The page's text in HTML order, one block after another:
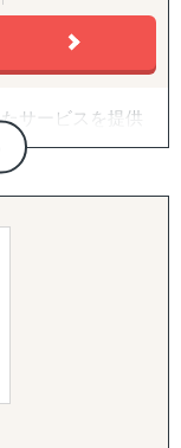
台をつくる
居）
用・集客）
ート、PL保険、
、著作権・
ティング、メデ
せて頂きます。
、ヤフー、自社
も含めたデジタ
施しておりま
サービスを提供
外部環境の影響
の仮説検証など
。なぜその情報
まですり合わせ
っています。
強みや弱みを把
アや競合企業の
失敗したのか」